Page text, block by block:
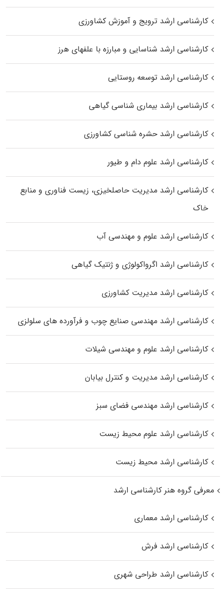
کارشناسی ارشد ترویج و آموزش کشاورزی
کارشناسی ارشد شناسایی و مبارزه با علفهای هرز
کارشناسی ارشد توسعه روستایی
کارشناسی ارشد بیماری‌ شناسی گیاهی
کارشناسی ارشد حشره‌ شناسی کشاورزی
کارشناسی ارشد علوم دام و طیور
کارشناسی ارشد مدیریت حاصلخیزی، زیست فناوری و منابع
خاک
کارشناسی ارشد علوم و مهندسی آب
کارشناسی ارشد اگرواکولوژی و ژنتیک گیاهی
کارشناسی ارشد مدیریت کشاورزی
کارشناسی ارشد مهندسی صنایع چوب و فرآورده‌ های سلولزی
کارشناسی ارشد علوم و مهندسی شیلات
کارشناسی ارشد مدیریت و کنترل بیابان
کارشناسی ارشد مهندسی فضای سبز
کارشناسی ارشد علوم محیط‌ زیست
کارشناسی ارشد محیط زیست
معرفی گروه هنر کارشناسی ارشد
کارشناسی ارشد معماری
کارشناسی ارشد فرش
کارشناسی ارشد طراحی شهری